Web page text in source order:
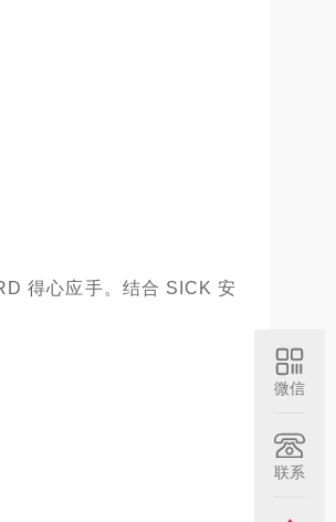
得心应手。结合 SICK 安
微信
联系